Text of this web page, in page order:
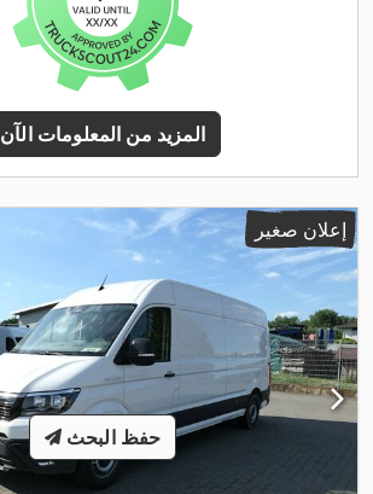
المزيد من المعلومات الآن
إعلان صغير
حفظ البحث